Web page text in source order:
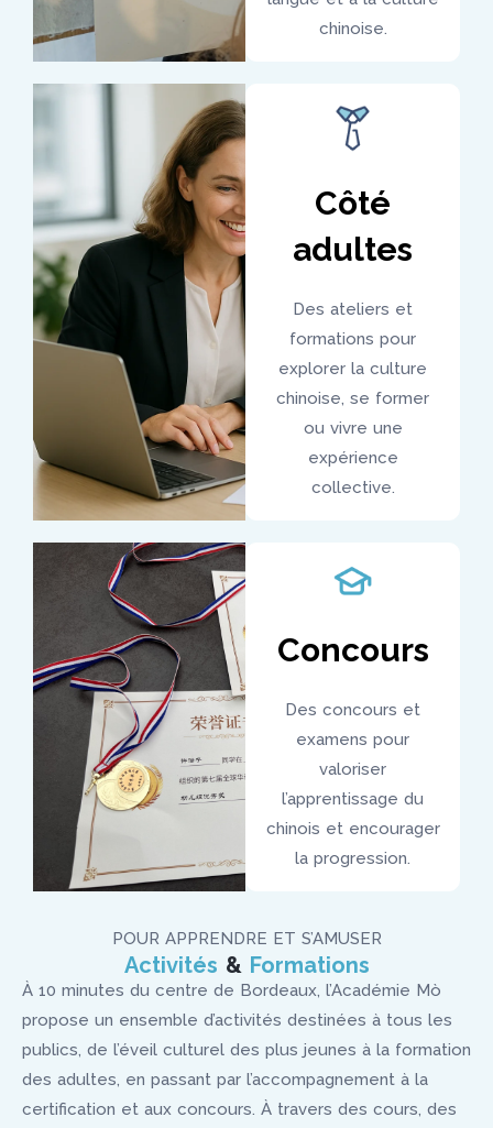
chinoise.
Côté
adultes
Des ateliers et
formations pour
explorer la culture
chinoise, se former
ou vivre une
expérience
collective.
Concours
Des concours et
examens pour
valoriser
l’apprentissage du
chinois et encourager
la progression.
POUR APPRENDRE ET S’AMUSER
Activités & Formations
À 10 minutes du centre de Bordeaux, l’Académie Mò
propose un ensemble d’activités destinées à tous les
publics, de l’éveil culturel des plus jeunes à la formation
des adultes, en passant par l’accompagnement à la
certification et aux concours. À travers des cours, des